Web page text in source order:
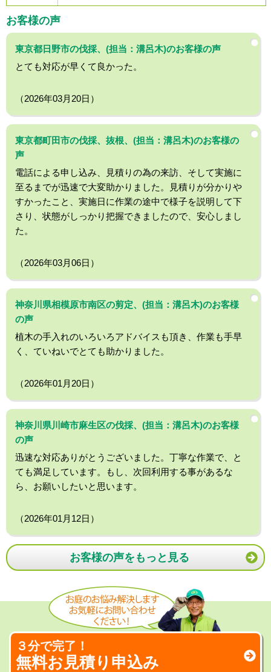
お客様の声
東京都日野市の伐採、(担当：溝呂木)のお客様の声
とても対応が早くて良かった。
（2026年03月20日）
東京都町田市の伐採、抜根、(担当：溝呂木)のお客様の
声
電話による申し込み、見積りの為の来訪、そして実施に
至るまでが迅速で大変助かりました。見積りが分かりや
すかったこと、実施日に作業の途中で様子を説明して下
さり、状態がしっかり把握できましたので、安心しまし
た。
（2026年03月06日）
神奈川県相模原市南区の剪定、(担当：溝呂木)のお客様
の声
植木の手入れのいろいろアドバイスも頂き、作業も手早
く、ていねいでとても助かりました。
（2026年01月20日）
神奈川県川崎市麻生区の伐採、(担当：溝呂木)のお客様
の声
迅速な対応ありがとうございました。丁寧な作業で、と
ても満足しています。もし、次回利用する事があるな
ら、お願いしたいと思います。
（2026年01月12日）
お客様の声をもっと見る
３分で完了！
無料お見積り申込み